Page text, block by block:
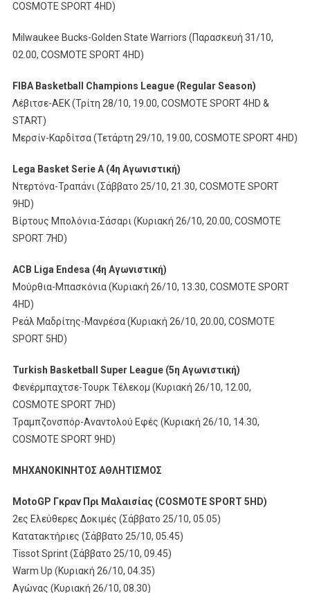
COSMOTE SPORT 4HD)
Milwaukee Bucks-Golden State Warriors (Παρασκευή 31/10,
02.00, COSMOTE SPORT 4HD)
FIBA Basketball Champions League (Regular Season)
Λέβιτσε-ΑΕΚ (Τρίτη 28/10, 19.00, COSMOTE SPORT 4HD &
START)
Μερσίν-Καρδίτσα (Τετάρτη 29/10, 19.00, COSMOTE SPORT 4HD)
Lega Basket Serie A (4η Αγωνιστική)
Ντερτόνα-Τραπάνι (Σάββατο 25/10, 21.30, COSMOTE SPORT
9HD)
Βίρτους Μπολόνια-Σάσαρι (Κυριακή 26/10, 20.00, COSMOTE
SPORT 7HD)
ACB Liga Endesa (4η Αγωνιστική)
Μούρθια-Μπασκόνια (Κυριακή 26/10, 13.30, COSMOTE SPORT
4HD)
Ρεάλ Μαδρίτης-Μανρέσα (Κυριακή 26/10, 20.00, COSMOTE
SPORT 5HD)
Turkish Basketball Super League (5η Αγωνιστική)
Φενέρμπαχτσε-Τουρκ Τέλεκομ (Κυριακή 26/10, 12.00,
COSMOTE SPORT 7HD)
Τραμπζονσπόρ-Αναντολού Εφές (Κυριακή 26/10, 14.30,
COSMOTE SPORT 9HD)
ΜΗΧΑΝΟΚΙΝΗΤΟΣ ΑΘΛΗΤΙΣΜΟΣ
MotoGP Γκραν Πρι Μαλαισίας(COSMOTE SPORT 5HD)
2ες Ελεύθερες Δοκιμές (Σάββατο 25/10, 05.05)
Κατατακτήριες (Σάββατο 25/10, 05.45)
Tissot Sprint (Σάββατο 25/10, 09.45)
Warm Up (Κυριακή 26/10, 04.35)
Αγώνας (Κυριακή 26/10, 08.30)